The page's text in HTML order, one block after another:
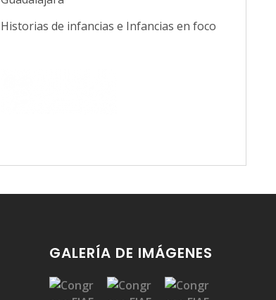
Historias de infancias e Infancias en foco
GALERÍA DE IMÁGENES